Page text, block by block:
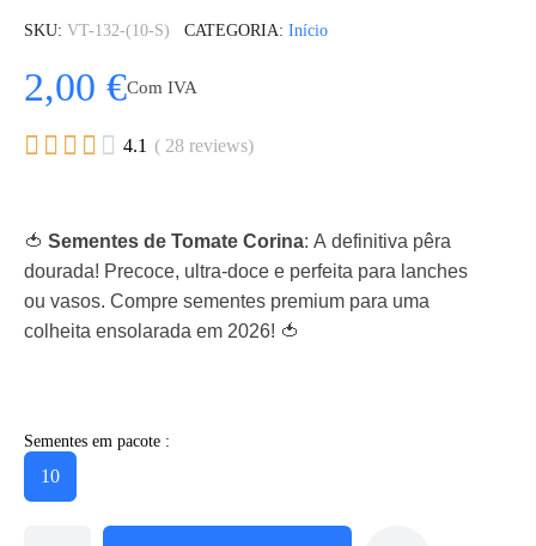
SKU VT-132-(10-S) CATEGORIA Início
2,00 €Com IVA
     4.1 ( 28 reviews)
🍅 Sementes de Tomate Corina: A definitiva pêra
dourada! Precoce, ultra-doce e perfeita para lanches
ou vasos. Compre sementes premium para uma
colheita ensolarada em 2026! 🍅
Sementes em pacote :
10